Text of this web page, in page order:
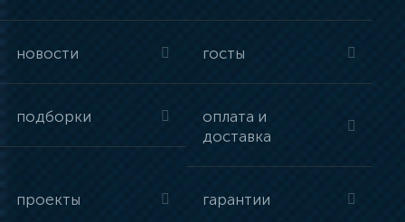
новости госты
подборки
оплата и
доставка
проекты гарантии